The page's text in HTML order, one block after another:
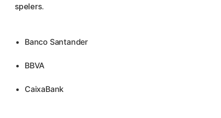
spelers.
Banco Santander
BBVA
CaixaBank